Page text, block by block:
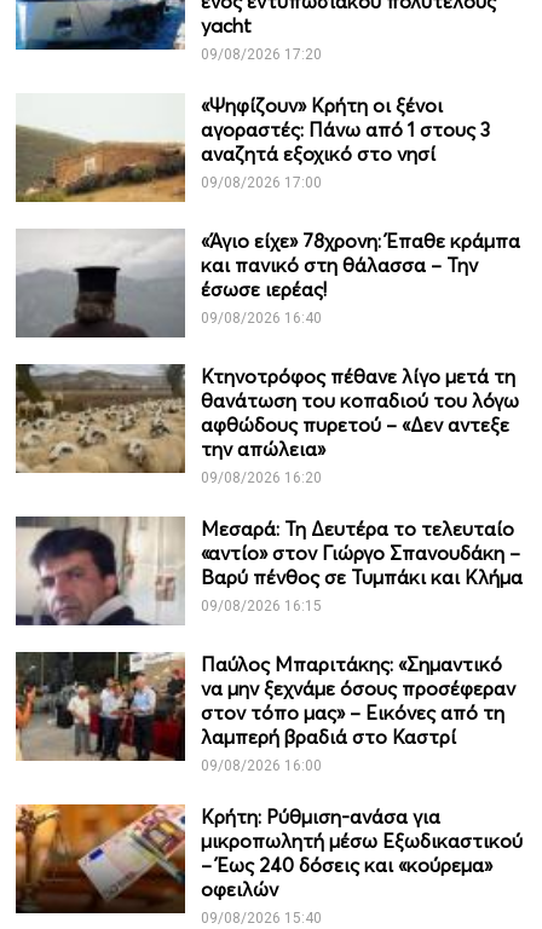
yacht
09/08/2026 17:20
«Ψηφίζουν» Κρήτη οι ξένοι
αγοραστές: Πάνω από 1 στους 3
αναζητά εξοχικό στο νησί
09/08/2026 17:00
«Άγιο είχε» 78χρονη: Έπαθε κράμπα
και πανικό στη θάλασσα – Την
έσωσε ιερέας!
09/08/2026 16:40
Κτηνοτρόφος πέθανε λίγο μετά τη
θανάτωση του κοπαδιού του λόγω
αφθώδους πυρετού – «Δεν αντεξε
την απώλεια»
09/08/2026 16:20
Μεσαρά: Τη Δευτέρα το τελευταίο
«αντίο» στον Γιώργο Σπανουδάκη –
Βαρύ πένθος σε Τυμπάκι και Κλήμα
09/08/2026 16:15
Παύλος Μπαριτάκης: «Σημαντικό
να μην ξεχνάμε όσους προσέφεραν
στον τόπο μας» – Εικόνες από τη
λαμπερή βραδιά στο Καστρί
09/08/2026 16:00
Κρήτη: Ρύθμιση-ανάσα για
μικροπωλητή μέσω Εξωδικαστικού
– Έως 240 δόσεις και «κούρεμα»
οφειλών
09/08/2026 15:40